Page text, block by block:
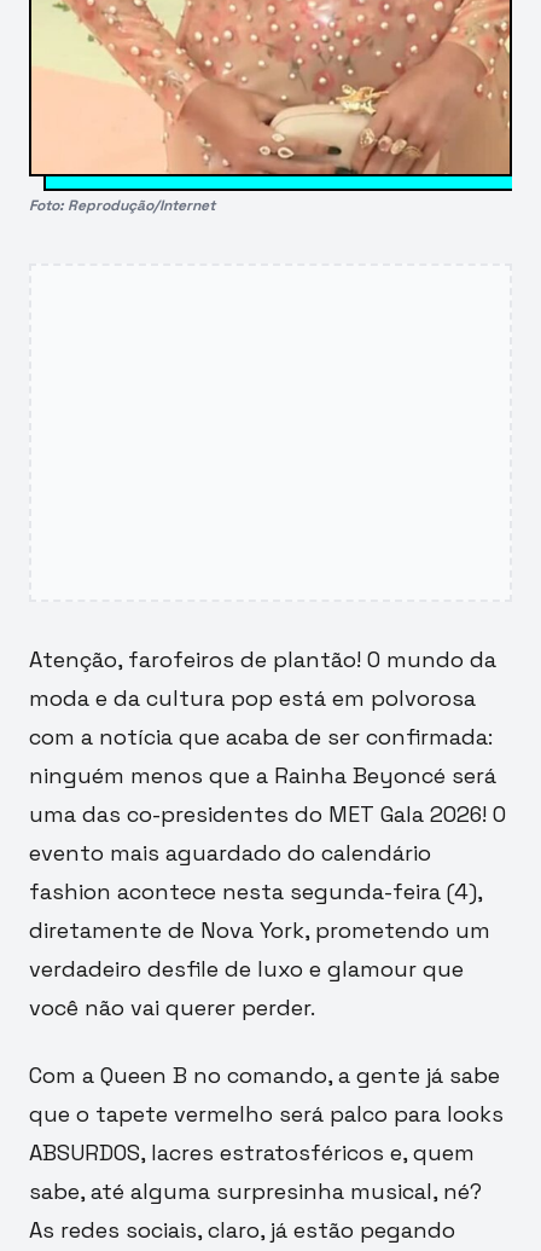
Foto: Reprodução/Internet
Atenção, farofeiros de plantão! O mundo da
moda e da cultura pop está em polvorosa
com a notícia que acaba de ser confirmada:
ninguém menos que a Rainha Beyoncé será
uma das co-presidentes do MET Gala 2026! O
evento mais aguardado do calendário
fashion acontece nesta segunda-feira (4),
diretamente de Nova York, prometendo um
verdadeiro desfile de luxo e glamour que
você não vai querer perder.
Com a Queen B no comando, a gente já sabe
que o tapete vermelho será palco para looks
ABSURDOS, lacres estratosféricos e, quem
sabe, até alguma surpresinha musical, né?
As redes sociais, claro, já estão pegando